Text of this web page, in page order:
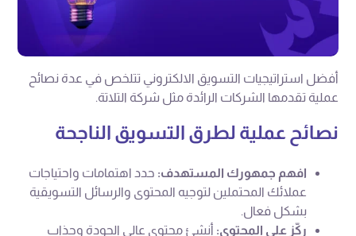
أفضل استراتيجيات التسويق الالكتروني تتلخص في عدة نصائح
عملية تقدمها الشركات الرائدة مثل شركة التلاتة.
نصائح عملية لطرق التسويق الناجحة
افهم جمهورك المستهدف: حدد اهتمامات واحتياجات
عملائك المحتملين لتوجيه المحتوى والرسائل التسويقية
بشكل فعال.
ركّز على المحتوى: أنشئ محتوى عالي الجودة وجذاب